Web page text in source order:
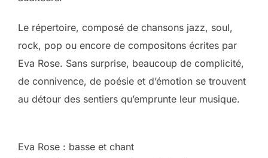
Le répertoire, composé de chansons jazz, soul,
rock, pop ou encore de compositons écrites par
Eva Rose. Sans surprise, beaucoup de complicité,
de connivence, de poésie et d’émotion se trouvent
au détour des sentiers qu’emprunte leur musique.
Eva Rose : basse et chant